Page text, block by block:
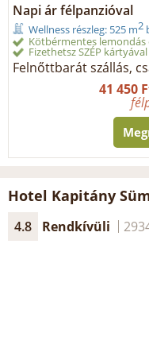
Napi ár félpanzióval
Wellness részleg: 525 m2
Kötbérmentes
Fizethetsz SZÉP
Felnőttbarát szállás,
41 450
Hotel Kapitány
4.8 Rendkívüli